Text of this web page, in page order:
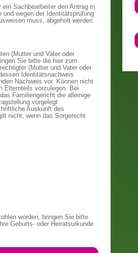
Sachbearbeiter den Antrag in
und wegen der Identitätsprüfung
muss, abgeholt werden.
(Mutter und Vater oder
Sie bitte die hier zum
(Mutter und Vater oder
Identitätsnachweis
Nachweis vor. Können nicht
Elternteils vorzulegen. Bei
Familiengericht die alleinige
vorgelegt
Auskunft des
nicht, wenn das Sorgerecht
worden, bringen Sie bitte
Geburts- oder Heiratsurkunde